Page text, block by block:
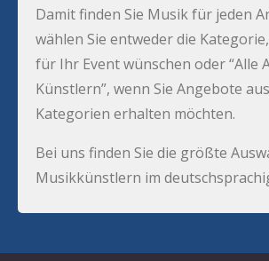
Damit finden Sie Musik für jeden
wählen Sie entweder die
für Ihr Event wünschen oder “Alle
Künstlern”, wenn Sie Angebote
Kategorien erhalten möchten.
Bei uns finden Sie die größte
Musikkünstlern im